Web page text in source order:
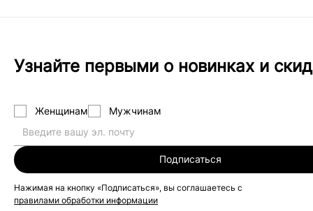
Узнайте первыми о новинках и
Женщинам Мужчинам
Подписаться
Нажимая на кнопку «Подписаться», вы соглашаетесь с
правилами обработки информации